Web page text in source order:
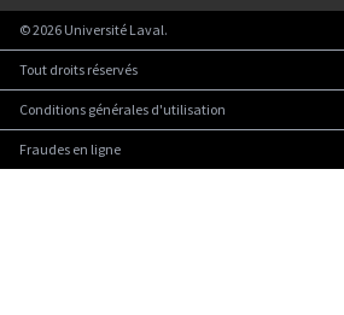
©2026 Université Laval.
Tout droits réservés
Conditions générales d'utilisation
Fraudes en ligne